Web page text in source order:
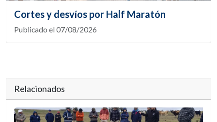
Cortes y desvíos por Half Maratón
Publicado el 07/08/2026
Relacionados